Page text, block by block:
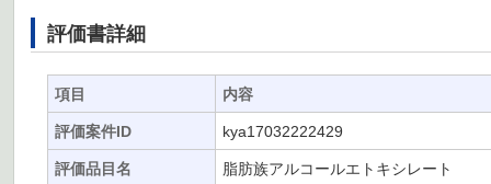
評価書詳細
項目 内容
評価案件ID kya17032222429
評価品目名 脂肪族アルコールエトキシレート